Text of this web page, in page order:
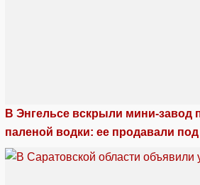
В Энгельсе вскрыли мини-завод
паленой водки: ее продавали